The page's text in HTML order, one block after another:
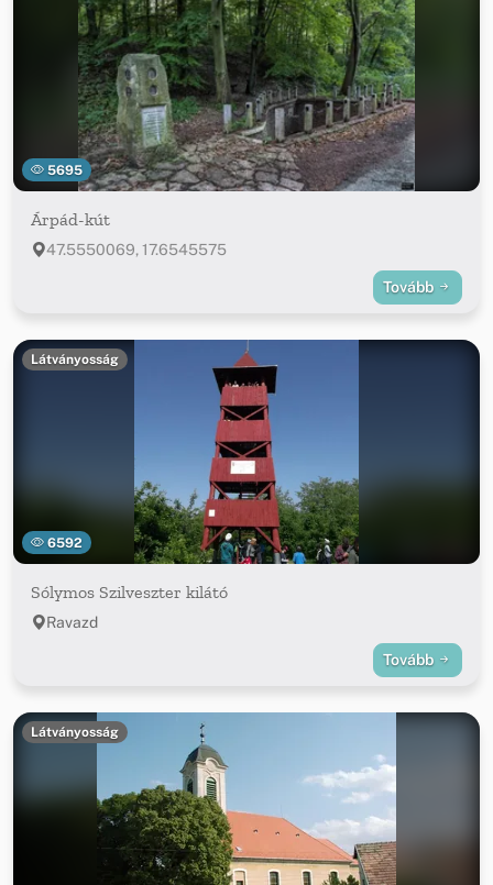
5695
Árpád-kút
47.5550069, 17.6545575
Tovább
6592
Látványosság
Sólymos Szilveszter kilátó
Ravazd
Tovább
Látványosság